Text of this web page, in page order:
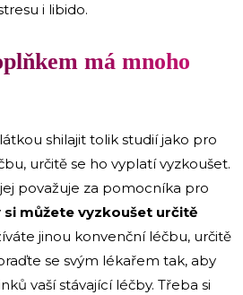
i libido.
má mnoho
shilajit tolik studií jako pro
určitě se ho vyplatí vyzkoušet.
považuje za pomocníka pro
si můžete vyzkoušet určitě
jinou konvenční léčbu, určitě
se svým lékařem tak, aby
vaší stávající léčby. Třeba si